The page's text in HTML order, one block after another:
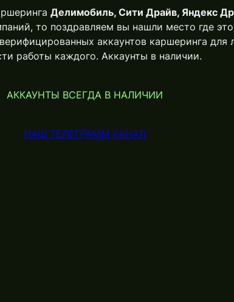
Делимобиль, Сити Драйв, Яндекс
то поздравляем вы нашли место где
аккаунтов каршеринга для
работы каждого. Аккаунты в наличии.
АККАУНТЫ ВСЕГДА В НАЛИЧИИ
НАШ ТЕЛЕГРАММ КАНАЛ